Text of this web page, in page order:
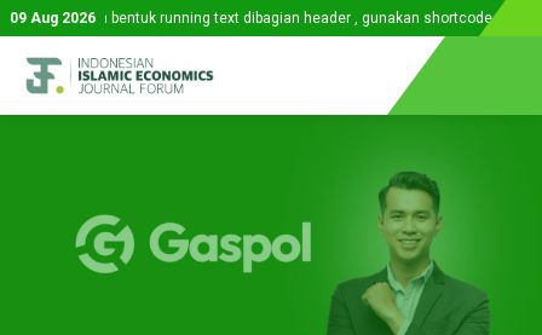
09 Aug 2026
dalam bentuk running text dibagian header , gunakan shortcode untuk